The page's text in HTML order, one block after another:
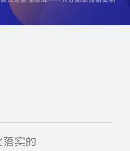
落实的